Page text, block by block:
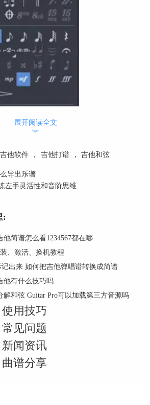
图1：编辑面板
区域用于显示和弦信息，所有添
示在框中。
展开阅读全文
︾
吉他软件 ， 吉他打谱 ， 吉他和弦
导出乐谱
左手灵活性和音阶思维
:
简谱怎么看1234567都在哪
、激活、换机教程
出来 如何把吉他弹唱谱转换成简谱
他有什么技巧吗
解和弦 Guitar Pro可以加载第三方音源吗
使用技巧
常见问题
新闻资讯
曲谱分享